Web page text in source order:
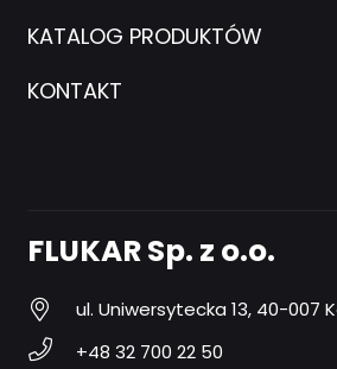
KATALOG PRODUKTÓW
KONTAKT
FLUKAR Sp. z o.o.
ul. Uniwersytecka 13, 40-007
+48 32 700 22 50